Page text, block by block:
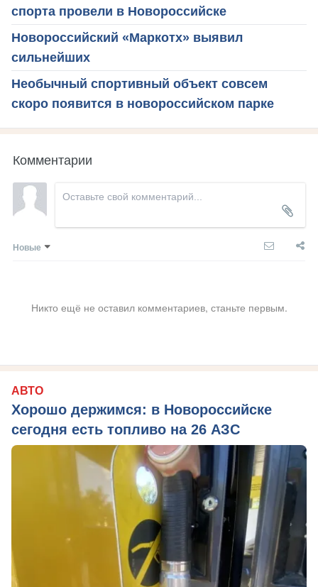
спорта провели в Новороссийске
Новороссийский «Маркотх» выявил
сильнейших
Необычный спортивный объект совсем
скоро появится в новороссийском парке
Комментарии
Новые
Никто ещё не оставил комментариев, станьте первым.
АВТО
Хорошо держимся: в Новороссийске
сегодня есть топливо на 26 АЗС